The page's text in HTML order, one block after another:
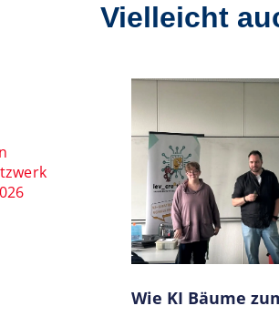
Vielleicht
Wie KI Bäume